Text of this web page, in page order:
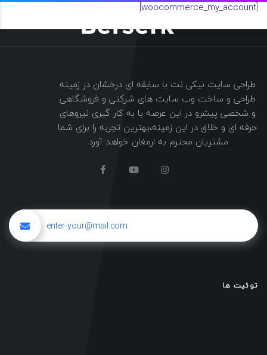
[woocommerce_my_account]
طراحی سایت نیکی نت با سابقه ای درخشان در زمینه
طراحی و ساخت وب سایت های شرکتی و فروشگاهی
و شخصی پیشرو در این عرصه با به کار گیری نیروهای
حرفه ای و خلاق در این زمینه،بهترین تجربه را برای شما
مشتریان محترم به ارمغان خواهد آورد.
توئیت ها